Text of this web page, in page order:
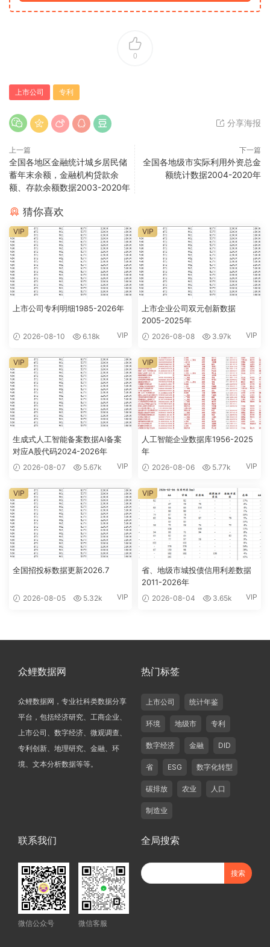
0
上市公司 专利
分享海报
上一篇
全国各地区金融统计城乡居民储
蓄年末余额，金融机构贷款余
额、存款余额数据2003-2020年
下一篇
全国各地级市实际利用外资总金
额统计数据2004-2020年
猜你喜欢
上市公司专利明细1985-2026年
2026-08-10 6.18k VIP
VIP
上市企业公司双元创新数据
2005-2025年
2026-08-08 3.97k VIP
VIP
生成式人工智能备案数据AI备案
对应A股代码2024-2026年
2026-08-07 5.67k VIP
VIP
人工智能企业数据库1956-2025
年
2026-08-06 5.77k VIP
VIP
全国招投标数据更新2026.7
2026-08-05 5.32k VIP
VIP
省、地级市城投债信用利差数据
2011-2026年
2026-08-04 3.65k VIP
VIP
众鲤数据网
众鲤数据网，专业社科类数据分享
平台，包括经济研究、工商企业、
上市公司、数字经济、微观调查、
专利创新、地理研究、金融、环
境、文本分析数据等等。
热门标签
上市公司 统计年鉴
环境 地级市 专利
数字经济 金融 DID
省 ESG 数字化转型
碳排放 农业 人口
制造业
联系我们
微信公众号 微信客服
全局搜索